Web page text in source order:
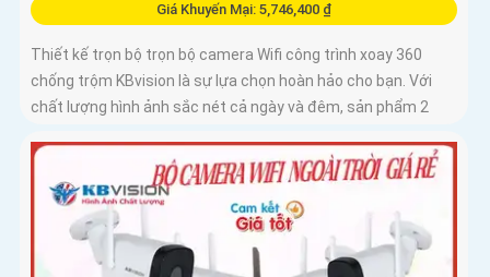
Giá Khuyến Mại: 5,746,400 ₫
Thiết kế trọn bộ trọn bộ camera Wifi công trình xoay 360
chống trộm KBvision là sự lựa chọn hoàn hảo cho bạn. Với
chất lượng hình ảnh sắc nét cả ngày và đêm, sản phẩm 2